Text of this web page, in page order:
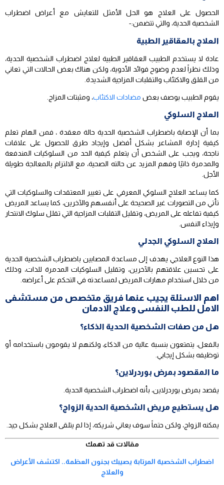
الحصول على العلاج هو الحل الأمثل للتعايش مع أعراض اضطراب
الشخصية الحدية، والتي تتضمن:-
العلاج بالعقاقير الطبية
عادة لا يستخدم الطبيب العقاقير الطبية لعلاج اضطراب الشخصية الحدية،
وذلك نظراً لعدم وضوح فوائد الأدوية، ولكن هناك بعض الحالات التي تعاني
من القلق والاكتئاب والتقلبات المزاجية الشديدة.
يقوم الطبيب بوصف بعض مضادات الاكتئاب، ومثبتات المزاج.
العلاج السلوكي
بما أن الإصابة باضطراب الشخصية الحدية حالة معقدة ، فمن الهام تعلم
كيفية إدارة المشاعر بشكل أفضل وإيجاد طرق للحصول على علاقات
ناجحة، ويجب على الشخص أن يتعلم كيفية الحد من السلوكيات المندفعة
والمدمرة ذاتيًا وفهم المزيد عن حالته الصحية، مع الالتزام بالمعالجة طويلة
الأجل.
كما يساعد العلاج السلوكي المعرفي على تغيير المعتقدات والسلوكيات التي
تأتي من التصورات غير الصحيحة على أنفسهم والآخرين، كما يساعد المريض
كيفية تفاعله على المريض، وتقليل التقلبات المزاجية التي تقلل سلوك الانتحار
وإيذاء النفس.
العلاج السلوكي الجدلي
هذا النوع العلاجي يهدف إلى مساعدة المصابين باضطراب الشخصية الحدية
على تحسين علاقتهم بالآخرين، وتقليل السلوكيات المدمرة للذات، وذلك
من خلال استخدام مهارات المريض لمساعدته في التحكم على أعراضه.
اهم الاسئلة يجيب عنها فريق متخصص من مستشفى
الامل للطب النفسى وعلاج الادمان
هل من صفات الشخصية الحدية الذكاء؟
بالفعل، يتمتعون بنسبة عالية من الذكاء، ولكنهم لا يقومون باستخدامه أو
توظيفه بشكل إيجابي.
ما المقصود بمرض بوردرلاين؟
يقصد بمرض بوردرلاين، بأنه اضطراب الشخصية الحدية.
هل يستطيع مريض الشخصية الحدية الزواج؟
يمكنه الزواج، ولكن حتماً سوف يعاني شريكه، إذا لم يتلقى العلاج بشكل جيد.
مقالات قد تهمك
اضطراب الشخصية المرتابة يصيبك بجنون العظمة.. اكتشف الأعراض
والعلاج